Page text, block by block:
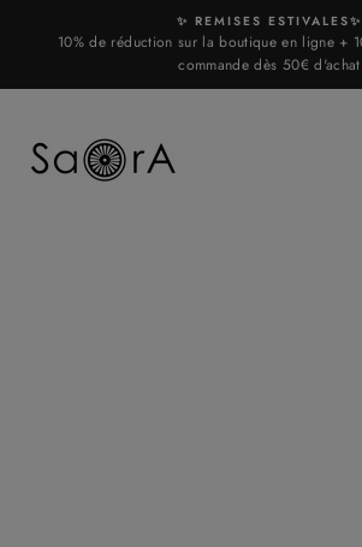
✨ REMISES ESTIVALES✨
10% de réduction sur la boutique en ligne +
commande dès 50€ d'achat